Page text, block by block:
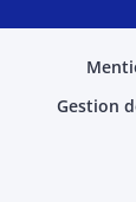
Gestion